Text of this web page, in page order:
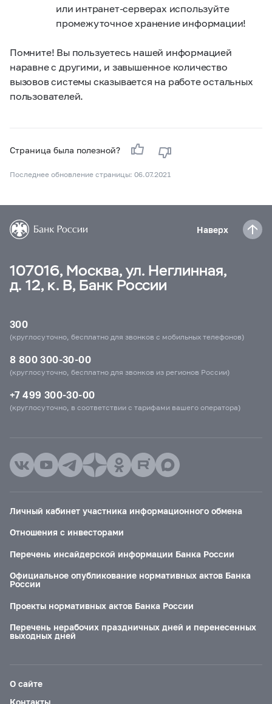
или интранет-серверах используйте
промежуточное хранение информации!
Помните! Вы пользуетесь нашей информацией
наравне с другими, и завышенное количество
вызовов системы сказывается на работе остальных
пользователей.
Страница была полезной?
Последнее обновление страницы: 06.07.2021
Наверх
107016, Москва, ул. Неглинная,
д. 12, к. В, Банк России
300
(круглосуточно, бесплатно для звонков с мобильных телефонов)
8 800 300-30-00
(круглосуточно, бесплатно для звонков из регионов России)
+7 499 300-30-00
(круглосуточно, в соответствии с тарифами вашего оператора)
Личный кабинет участника информационного обмена
Отношения с инвесторами
Перечень инсайдерской информации Банка России
Официальное опубликование нормативных актов Банка
России
Проекты нормативных актов Банка России
Перечень нерабочих праздничных дней и перенесенных
выходных дней
О сайте
Контакты